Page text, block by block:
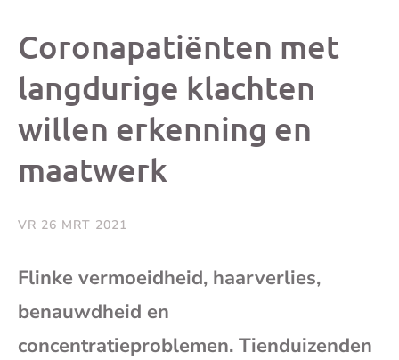
bericht
op op
Coronapatiënten met
langdurige klachten
willen erkenning en
maatwerk
VR 26 MRT 2021
Flinke vermoeidheid, haarverlies,
benauwdheid en
concentratieproblemen. Tienduizenden